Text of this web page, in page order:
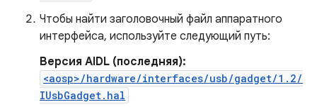
Чтобы найти заголовочный файл аппаратного
интерфейса, используйте следующий путь:
Версия AIDL (последняя):
<aosp>/hardware/interfaces/usb/gadget/1.2/
IUsbGadget.hal